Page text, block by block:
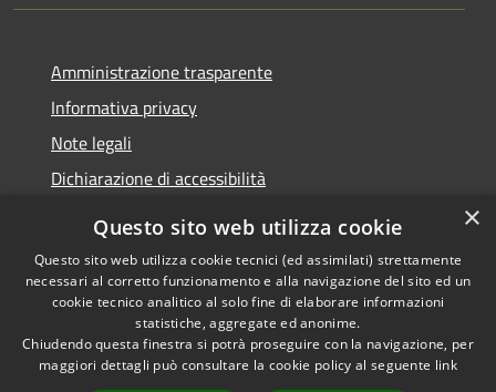
Amministrazione trasparente
Informativa privacy
Note legali
Dichiarazione di accessibilità
RSS
Privacy
Cookie
Copyright © 2026 • Comune di
Nova Milanese • Powered by
Municipium•Accesso
redazione
×
Questo sito web utilizza cookie
Questo sito web utilizza cookie tecnici (ed assimilati) strettamente
necessari al corretto funzionamento e alla navigazione del sito ed un
cookie tecnico analitico al solo fine di elaborare informazioni
statistiche, aggregate ed anonime.
Chiudendo questa finestra si potrà proseguire con la navigazione, per
maggiori dettagli può consultare la cookie policy al seguente link